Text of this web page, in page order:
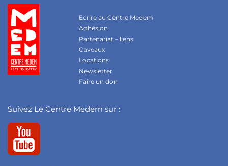
Ecrire au Centre Medem
Adhésion
Partenariat – liens
Caveaux
Locations
Newsletter
Faire un don
Suivez Le Centre Medem sur :